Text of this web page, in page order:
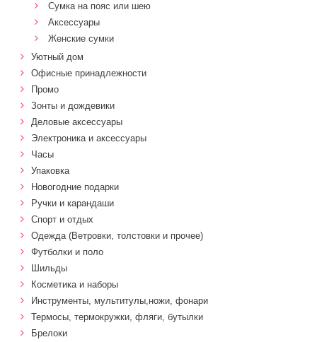
Сумка на пояс или шею
Аксессуары
Женские сумки
Уютный дом
Офисные принадлежности
Промо
Зонты и дождевики
Деловые аксессуары
Электроника и аксессуары
Часы
Упаковка
Новогодние подарки
Ручки и карандаши
Спорт и отдых
Одежда (Ветровки, толстовки и прочее)
Футболки и поло
Шильды
Косметика и наборы
Инструменты, мультитулы,ножи, фонари
Термосы, термокружки, фляги, бутылки
Брелоки